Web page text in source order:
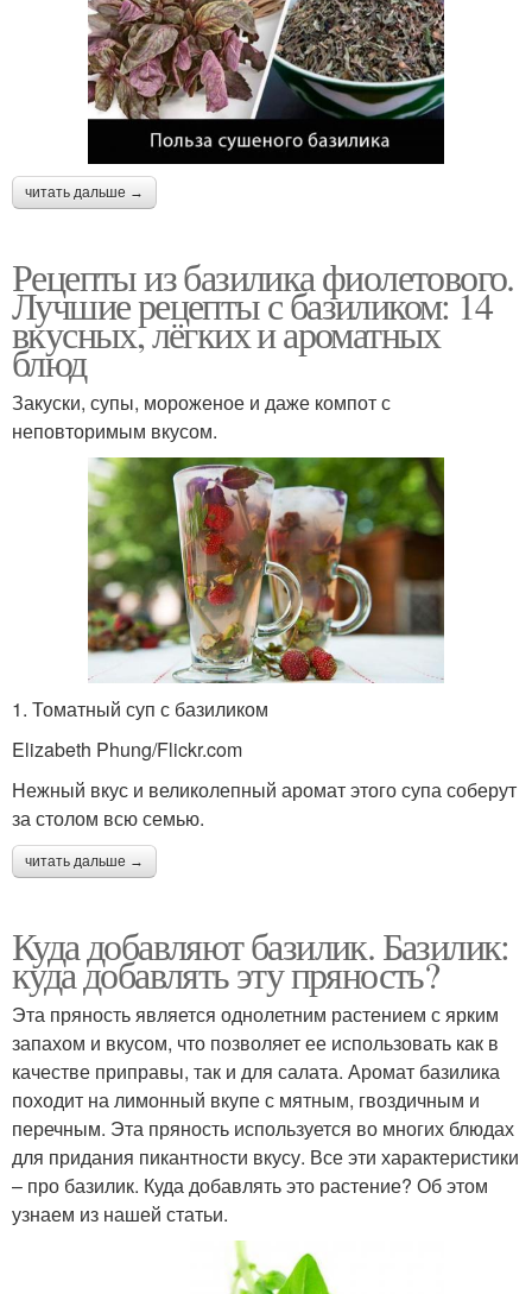
читать дальше →
Рецепты из базилика фиолетового.
Лучшие рецепты с базиликом: 14
вкусных, лёгких и ароматных
блюд
Закуски, супы, мороженое и даже компот с
неповторимым вкусом.
1. Томатный суп с базиликом
Elizabeth Phung/Flickr.com
Нежный вкус и великолепный аромат этого супа соберут
за столом всю семью.
читать дальше →
Куда добавляют базилик. Базилик:
куда добавлять эту пряность?
Эта пряность является однолетним растением с ярким
запахом и вкусом, что позволяет ее использовать как в
качестве приправы, так и для салата. Аромат базилика
походит на лимонный вкупе с мятным, гвоздичным и
перечным. Эта пряность используется во многих блюдах
для придания пикантности вкусу. Все эти характеристики
– про базилик. Куда добавлять это растение? Об этом
узнаем из нашей статьи.